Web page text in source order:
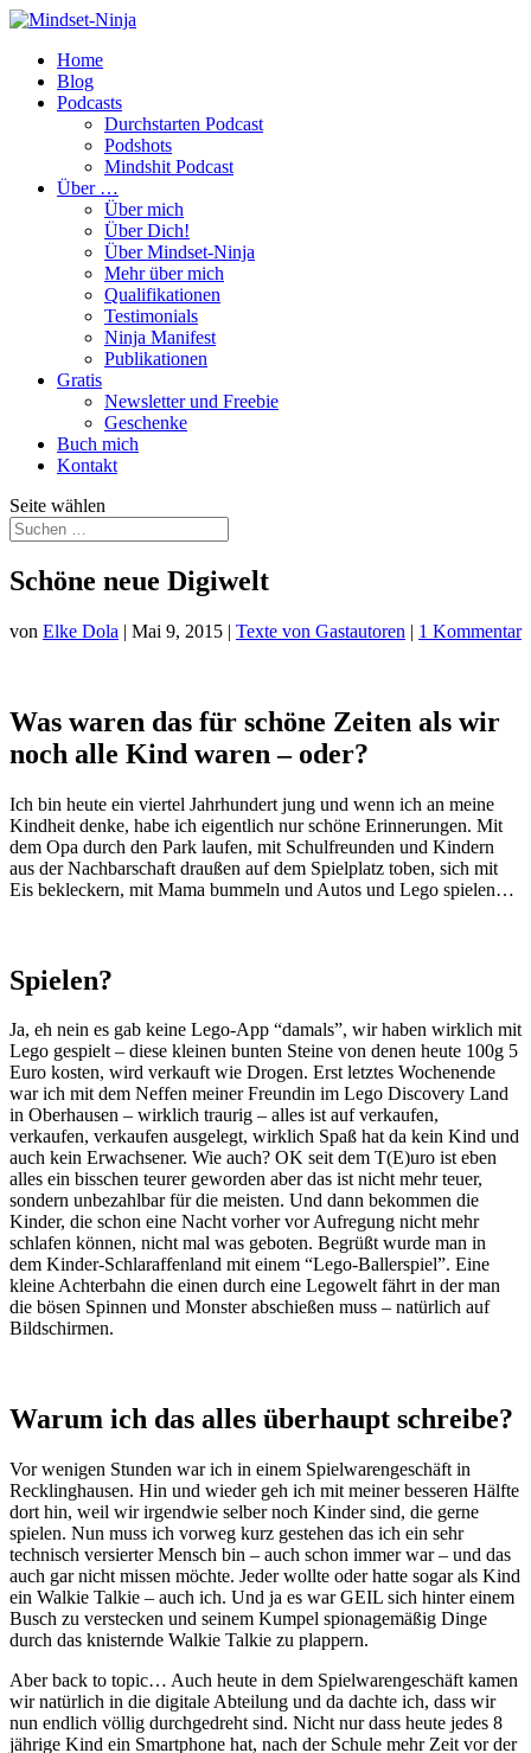
Home
Blog
Podcasts
Durchstarten Podcast
Podshots
Mindshit Podcast
Über …
Über mich
Über Dich!
Über Mindset-Ninja
Mehr über mich
Qualifikationen
Testimonials
Ninja Manifest
Publikationen
Gratis
Newsletter und Freebie
Geschenke
Buch mich
Kontakt
Seite wählen
Schöne neue Digiwelt
von Elke Dola | Mai 9, 2015 | Texte von Gastautoren | 1 Kommentar
Was waren das für schöne Zeiten als wir
noch alle Kind waren – oder?
Ich bin heute ein viertel Jahrhundert jung und wenn ich an meine
Kindheit denke, habe ich eigentlich nur schöne Erinnerungen. Mit
dem Opa durch den Park laufen, mit Schulfreunden und Kindern
aus der Nachbarschaft draußen auf dem Spielplatz toben, sich mit
Eis bekleckern, mit Mama bummeln und Autos und Lego spielen…
Spielen?
Ja, eh nein es gab keine Lego-App “damals”, wir haben wirklich mit
Lego gespielt – diese kleinen bunten Steine von denen heute 100g 5
Euro kosten, wird verkauft wie Drogen. Erst letztes Wochenende
war ich mit dem Neffen meiner Freundin im Lego Discovery Land
in Oberhausen – wirklich traurig – alles ist auf verkaufen,
verkaufen, verkaufen ausgelegt, wirklich Spaß hat da kein Kind und
auch kein Erwachsener. Wie auch? OK seit dem T(E)uro ist eben
alles ein bisschen teurer geworden aber das ist nicht mehr teuer,
sondern unbezahlbar für die meisten. Und dann bekommen die
Kinder, die schon eine Nacht vorher vor Aufregung nicht mehr
schlafen können, nicht mal was geboten. Begrüßt wurde man in
dem Kinder-Schlaraffenland mit einem “Lego-Ballerspiel”. Eine
kleine Achterbahn die einen durch eine Legowelt fährt in der man
die bösen Spinnen und Monster abschießen muss – natürlich auf
Bildschirmen.
Warum ich das alles überhaupt schreibe?
Vor wenigen Stunden war ich in einem Spielwarengeschäft in
Recklinghausen. Hin und wieder geh ich mit meiner besseren Hälfte
dort hin, weil wir irgendwie selber noch Kinder sind, die gerne
spielen. Nun muss ich vorweg kurz gestehen das ich ein sehr
technisch versierter Mensch bin – auch schon immer war – und das
auch gar nicht missen möchte. Jeder wollte oder hatte sogar als Kind
ein Walkie Talkie – auch ich. Und ja es war GEIL sich hinter einem
Busch zu verstecken und seinem Kumpel spionagemäßig Dinge
durch das knisternde Walkie Talkie zu plappern.
Aber back to topic… Auch heute in dem Spielwarengeschäft kamen
wir natürlich in die digitale Abteilung und da dachte ich, dass wir
nun endlich völlig durchgedreht sind. Nicht nur dass heute jedes 8
jährige Kind ein Smartphone hat, nach der Schule mehr Zeit vor der